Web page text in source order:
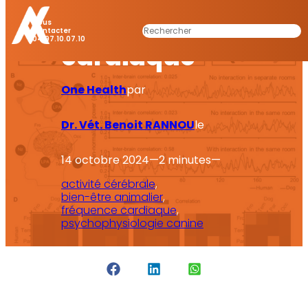
Nous
Contacter
04.97.10.07.10
Rechercher
cérébrale et
cardiaque
One Healthpar
Dr. Vét. Benoit RANNOUle
14 octobre 2024—2 minutes—
activité cérébrale,
bien-être animalier,
fréquence cardiaque,
psychophysiologie canine